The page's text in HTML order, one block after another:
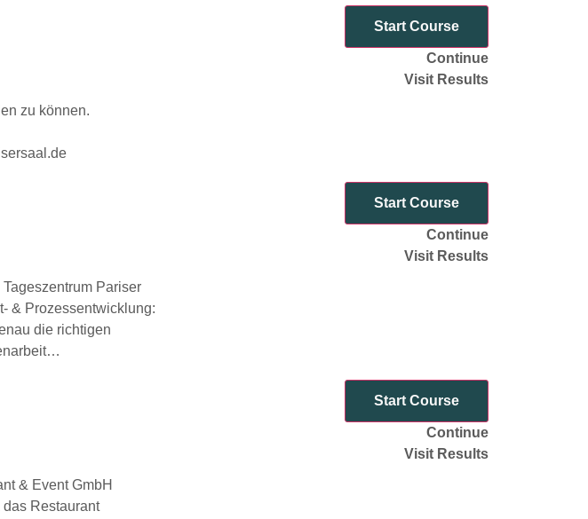
zu können.
Start Course
Continue
Visit Results
Pariser
& Prozessentwicklung:
die richtigen
Start Course
Continue
Visit Results
& Event GmbH
Restaurant
Start Course
Continue
Visit Results